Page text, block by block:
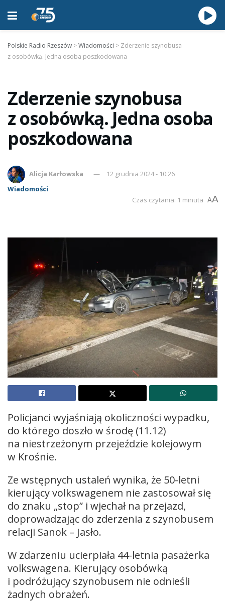
Polskie Radio Rzeszów >Wiadomości > Zderzenie szynobusa
z osobówką. Jedna osoba poszkodowana
Zderzenie szynobusa
z osobówką. Jedna osoba
poszkodowana
Alicja Karłowska
12 grudnia 2024 - 10:26
Wiadomości
Czas czytania: 1 minuta AA
Policjanci wyjaśniają okoliczności wypadku,
do którego doszło w środę (11.12)
na niestrzeżonym przejeździe kolejowym
w Krośnie.
Ze wstępnych ustaleń wynika, że 50-letni
kierujący volkswagenem nie zastosował się
do znaku „stop” i wjechał na przejazd,
doprowadzając do zderzenia z szynobusem
relacji Sanok – Jasło.
W zdarzeniu ucierpiała 44-letnia pasażerka
volkswagena. Kierujący osobówką
i podróżujący szynobusem nie odnieśli
żadnych obrażeń.